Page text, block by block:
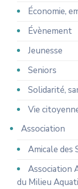
Économie,
Évènement
Jeunesse
Seniors
Solidarité,
Vie
Association
Amicale des
Association
du Milieu